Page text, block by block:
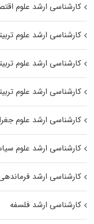
کارشناسی ارشد علوم
کارشناسی ارشد علوم
کارشناسی ارشد علوم
کارشناسی ارشد علوم
کارشناسی ارشد علوم
کارشناسی ارشد علوم
کارشناسی ارشد
کارشناسی ارشد فلسفه